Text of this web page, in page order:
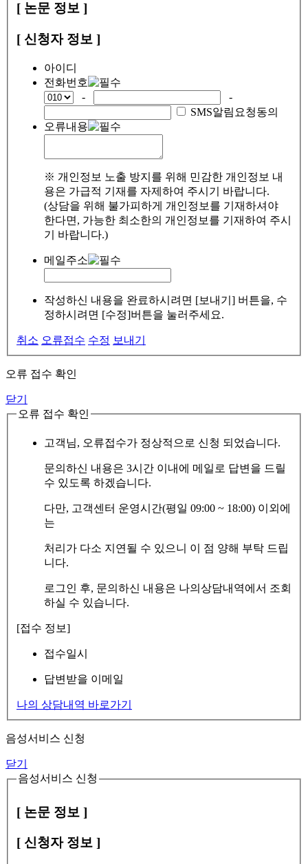
[ 논문 정보 ]
[ 신청자 정보 ]
아이디
전화번호
-
-
SMS알림요청동의
오류내용
※ 개인정보 노출 방지를 위해 민감한 개인정보 내
용은 가급적 기재를 자제하여 주시기 바랍니다.
(상담을 위해 불가피하게 개인정보를 기재하셔야
한다면, 가능한 최소한의 개인정보를 기재하여 주시
기 바랍니다.)
메일주소
작성하신 내용을 완료하시려면 [보내기] 버튼을, 수
정하시려면 [수정]버튼을 눌러주세요.
취소 오류접수 수정 보내기
오류 접수 확인
닫기
오류 접수 확인
고객님, 오류접수가 정상적으로 신청 되었습니다.
문의하신 내용은 3시간 이내에 메일로 답변을 드릴
수 있도록 하겠습니다.
다만, 고객센터 운영시간(평일 09:00 ~ 18:00) 이외에
는
처리가 다소 지연될 수 있으니 이 점 양해 부탁 드립
니다.
로그인 후, 문의하신 내용은 나의상담내역에서 조회
하실 수 있습니다.
[접수 정보]
접수일시
답변받을 이메일
나의 상담내역 바로가기
음성서비스 신청
닫기
음성서비스 신청
[ 논문 정보 ]
[ 신청자 정보 ]